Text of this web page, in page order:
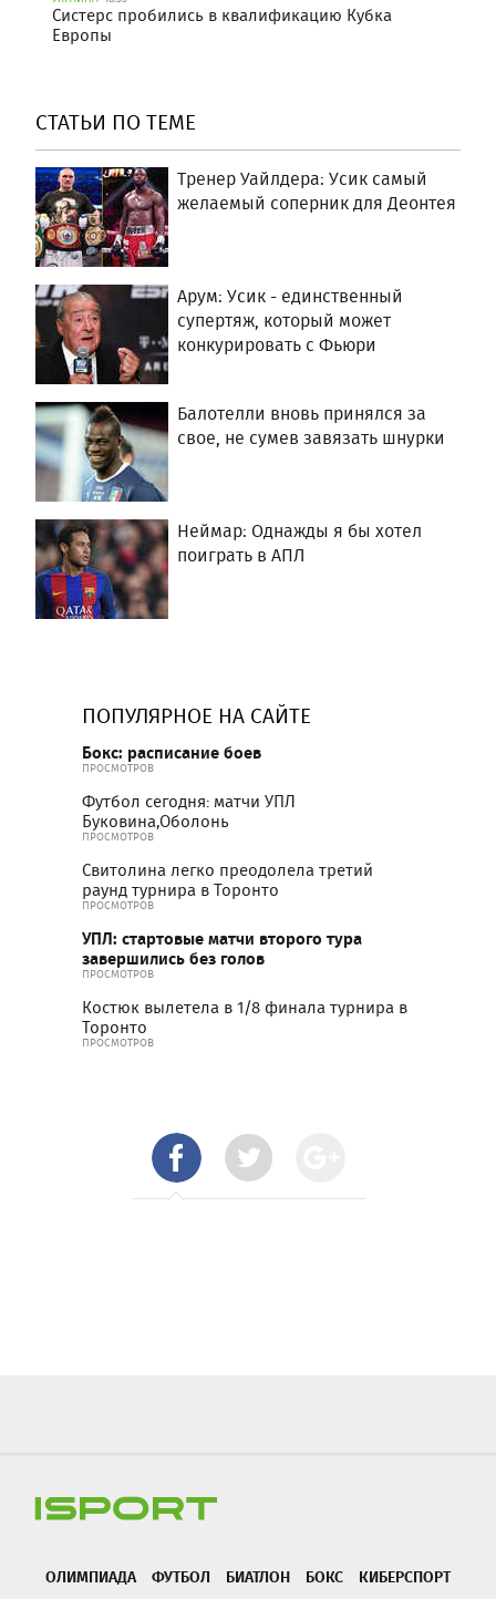
Систерс пробились в квалификацию Кубка
Европы
СТАТЬИ ПО ТЕМЕ
Тренер Уайлдера: Усик самый
желаемый соперник для Деонтея
Арум: Усик - единственный
супертяж, который может
конкурировать с Фьюри
Балотелли вновь принялся за
свое, не сумев завязать шнурки
Неймар: Однажды я бы хотел
поиграть в АПЛ
ПОПУЛЯРНОЕ НА САЙТЕ
Бокс: расписание боев
ПРОСМОТРОВ
Футбол сегодня: матчи УПЛ
Буковина,Оболонь
ПРОСМОТРОВ
Свитолина легко преодолела третий
раунд турнира в Торонто
ПРОСМОТРОВ
УПЛ: стартовые матчи второго тура
завершились без голов
ПРОСМОТРОВ
Костюк вылетела в 1/8 финала турнира в
Торонто
ПРОСМОТРОВ
ОЛИМПИАДА ФУТБОЛ БИАТЛОН БОКС
КИБЕРСПОРТ